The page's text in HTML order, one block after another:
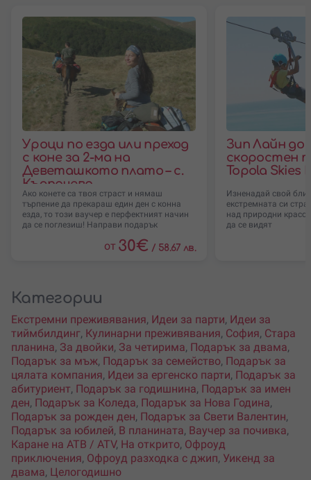
Уроци по езда или преход
с коне за 2-ма на
Деветашкото плато – с.
Кърпачево
Ако конете са твоя страст и нямаш
търпение да прекараш един ден с конна
езда, то този ваучер е перфектният начин
да се поглезиш! Направи подарък
от 30€ / 58.67 лв.
Зип Лайн до
скоростен
Topola Skies
Изненадай свой
екстремната си
над природни
да се видят
Категории
Екстремни преживявания, Идеи за парти, Идеи за
тиймбилдинг, Кулинарни преживявания, София, Стара
планина, За двойки, За четирима, Подарък за двама,
Подарък за мъж, Подарък за семейство, Подарък за
цялата компания, Идеи за ергенско парти, Подарък за
абитуриент, Подарък за годишнина, Подарък за имен
ден, Подарък за Коледа, Подарък за Нова Година,
Подарък за рожден ден, Подарък за Свети Валентин,
Подарък за юбилей, В планината, Ваучер за почивка,
Каране на АТВ / ATV, На открито, Офроуд
приключения, Офроуд разходка с джип, Уикенд за
двама, Целогодишно